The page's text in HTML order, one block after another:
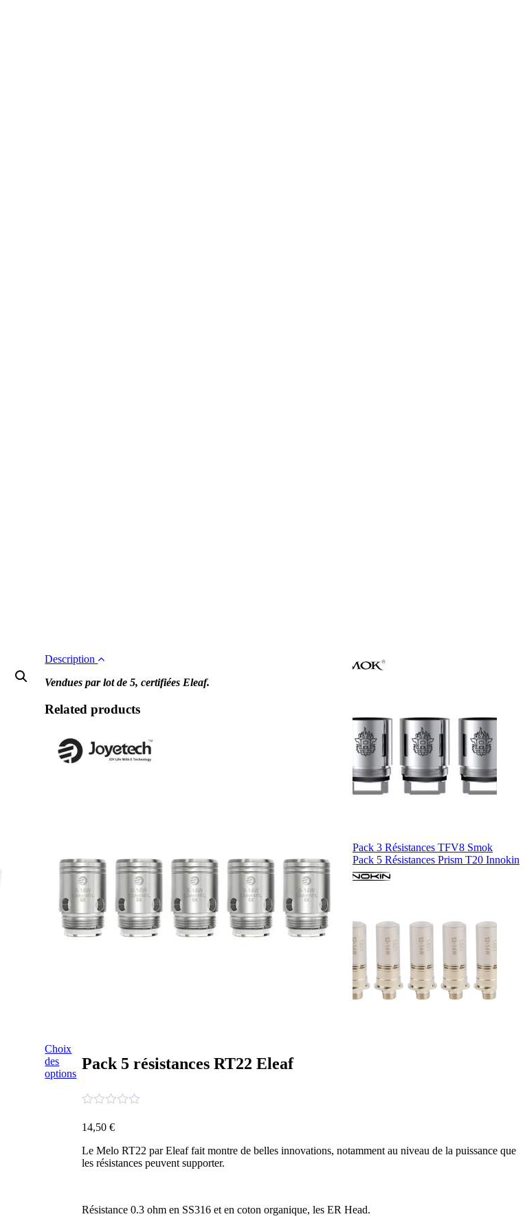
Pack 3 Résistances TFV8 Smok
Pack 5 Résistances Prism T20 Innokin
Pack 5 résistances RT22 Eleaf
14,50 €
Le Melo RT22 par Eleaf fait montre de belles innovations, notamment au niveau de la puissance que
les résistances peuvent supporter.
Résistance 0.3 ohm en SS316 et en coton organique, les ER Head.
Description
Vendues par lot de 5, certifiées Eleaf.
Related products
Choix
des
optionsCe
variations.
Les
options
peuvent
la